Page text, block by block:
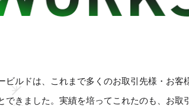
ビルドは、これまで多くのお取引先様・お客
できました。実績を培ってこれたのも、お取